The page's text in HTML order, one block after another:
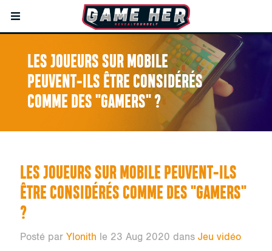
LES JOUEURS SUR MOBILE
PEUVENT-ILS ÊTRE CONSIDÉRÉS
COMME DES "GAMERS" ?
LES JOUEURS SUR MOBILE PEUVENT-ILS
ÊTRE CONSIDÉRÉS COMME DES "GAMERS"
?
Posté par Ylonith le 23 Aug 2020 dans Jeu vidéo